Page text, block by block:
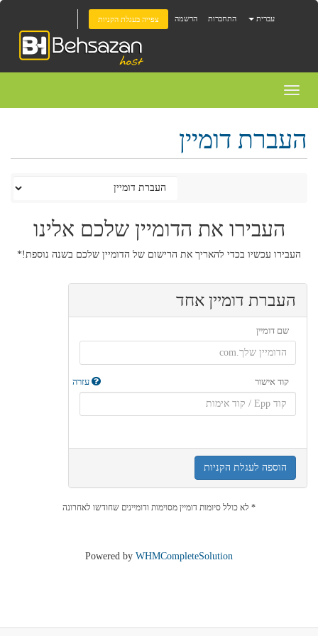
עברית התחברות הרשמה צפייה בעגלת הקניות
Toggle
העברת דומיין
העבירו את הדומיין שלכם אלינו
העבירו עכשיו בכדי להאריך את הרישום של הדומיין שלכם בשנה נוספת!*
העברת דומיין אחד
שם דומיין
קוד אישור עזרה
הוספה לעגלת הקניות
* לא כולל סיומות דומיין מסוימות ודומיינים שחודשו לאחרונה
Powered by WHMCompleteSolution